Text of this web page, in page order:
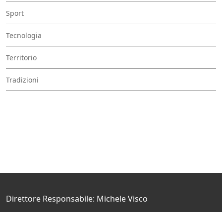
Sport
Tecnologia
Territorio
Tradizioni
Direttore Responsabile: Michele Visco